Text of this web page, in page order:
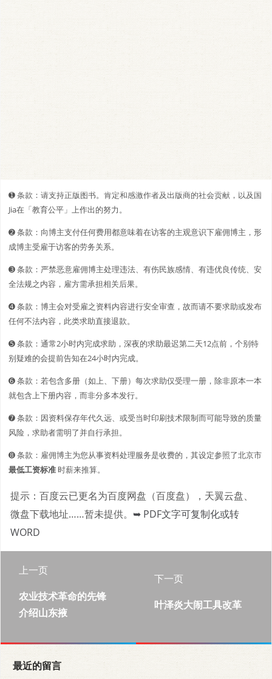
➊️ 条款：请支持正版图书。肯定和感激作者及出版商的社会贡献，以及国
Jia在「教育公平」上作出的努力。
➋️️ 条款：向博主支付任何费用都意味着在访客的主观意识下雇佣博主，形
成博主受雇于访客的劳务关系。
➌ 条款：严禁恶意雇佣博主处理违法、有伤民族感情、有违优良传统、安
全法规之内容，雇方需承担相关后果。
➍ 条款：博主会对受雇之资料内容进行安全审查，故而请不要求助或发布
任何不法内容，此类求助直接退款。
➎ 条款：通常2小时内完成求助，深夜的求助最迟第二天12点前，个别特
别疑难的会提前告知在24小时内完成。
➏ 条款：若包含多册（如上、下册）每次求助仅受理一册，除非原本一本
就包含上下册内容，而非分多本发行。
➐ 条款：因资料保存年代久远、或受当时印刷技术限制而可能导致的质量
风险，求助者需明了并自行承担。
➑ 条款：雇佣博主为您从事资料处理服务是收费的，其设定参照了北京市
最低工资标准时薪来推算。
提示：百度云已更名为百度网盘（百度盘），天翼云盘、
微盘下载地址……暂未提供。 ➥ PDF文字可复制化或转
WORD
上一页
农业技术革命的先锋
介绍山东掖
下一页
叶泽炎大闹工具改革
最近的留言